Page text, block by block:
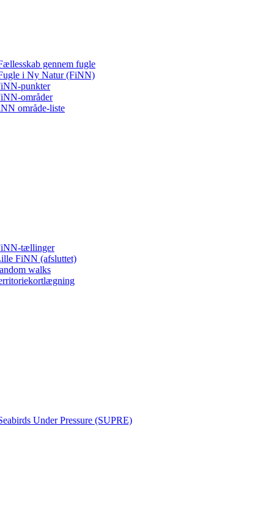
gennem fugle
i Ny Natur (FiNN)
punkter
områder
område-liste
tællinger
FiNN (afsluttet)
walks
Under Pressure (SUPRE)